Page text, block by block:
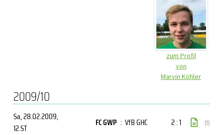
zum Profil
von
Marvin Köhler
2009/10
Sa, 28.02.2009,
12.ST
FC GWP : VfB GHC 2 : 1 (1)